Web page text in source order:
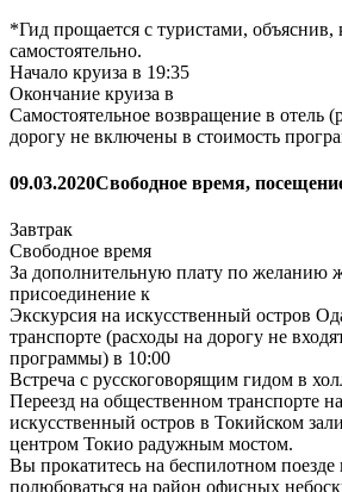
*Гид прощается с туристами, объяснив,
самостоятельно.
Начало круиза в 19:35
Окончание круиза в
Самостоятельное возвращение в отель
дорогу не включены в стоимость
09.03.2020Свободное время,
Завтрак
Свободное время
За дополнительную плату по желанию
присоединение к
Экскурсия на искусственный остров
транспорте (расходы на дорогу не
программы) в 10:00
Встреча с русскоговорящим гидом в
Переезд на общественном транспорте
искусственный остров в Токийском
центром Токио радужным мостом.
Вы прокатитесь на беспилотном поезде
полюбоваться на район офисных